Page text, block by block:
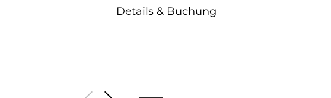
Details & Buchung